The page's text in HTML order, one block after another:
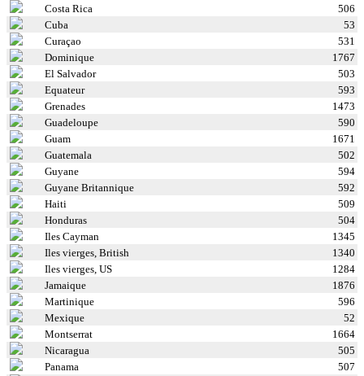
Costa Rica
506
Cuba
53
Curaçao
531
Dominique
1767
El Salvador
503
Equateur
593
Grenades
1473
Guadeloupe
590
Guam
1671
Guatemala
502
Guyane
594
Guyane Britannique
592
Haiti
509
Honduras
504
Iles Cayman
1345
Iles vierges, British
1340
Iles vierges, US
1284
Jamaique
1876
Martinique
596
Mexique
52
Montserrat
1664
Nicaragua
505
Panama
507